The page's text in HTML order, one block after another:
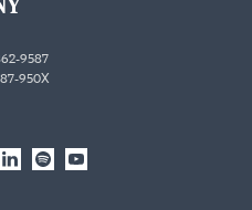
9587
950X